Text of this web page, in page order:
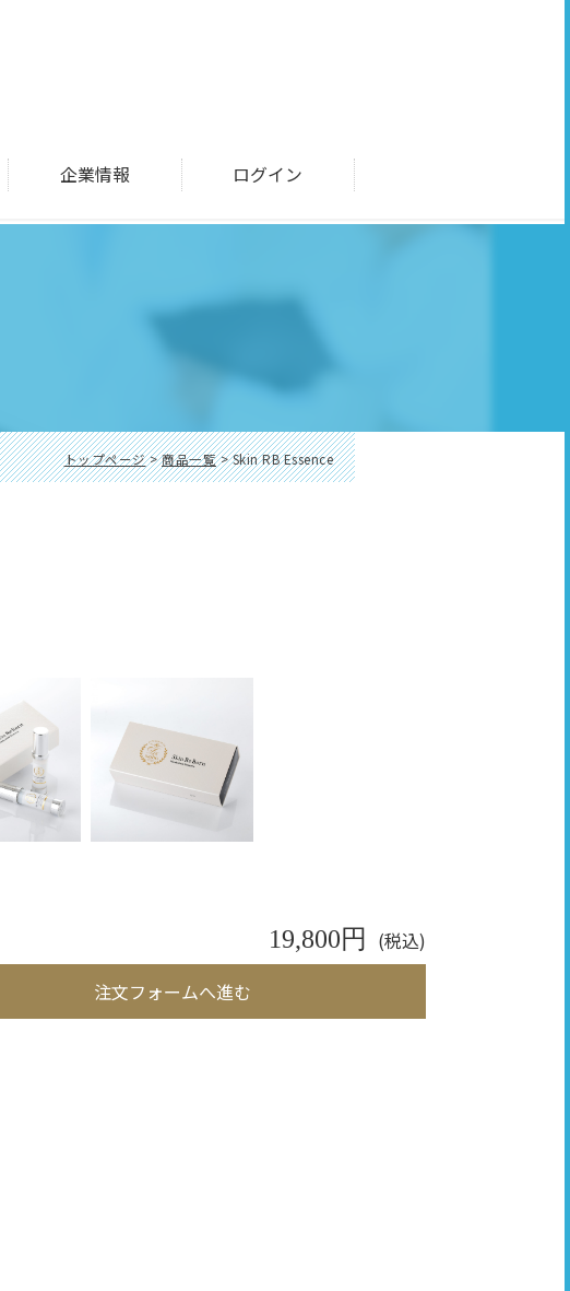
企業情報 ログイン
トップページ>商品一覧> Skin RB Essence
19,800円
(税込)
注文フォームへ進む